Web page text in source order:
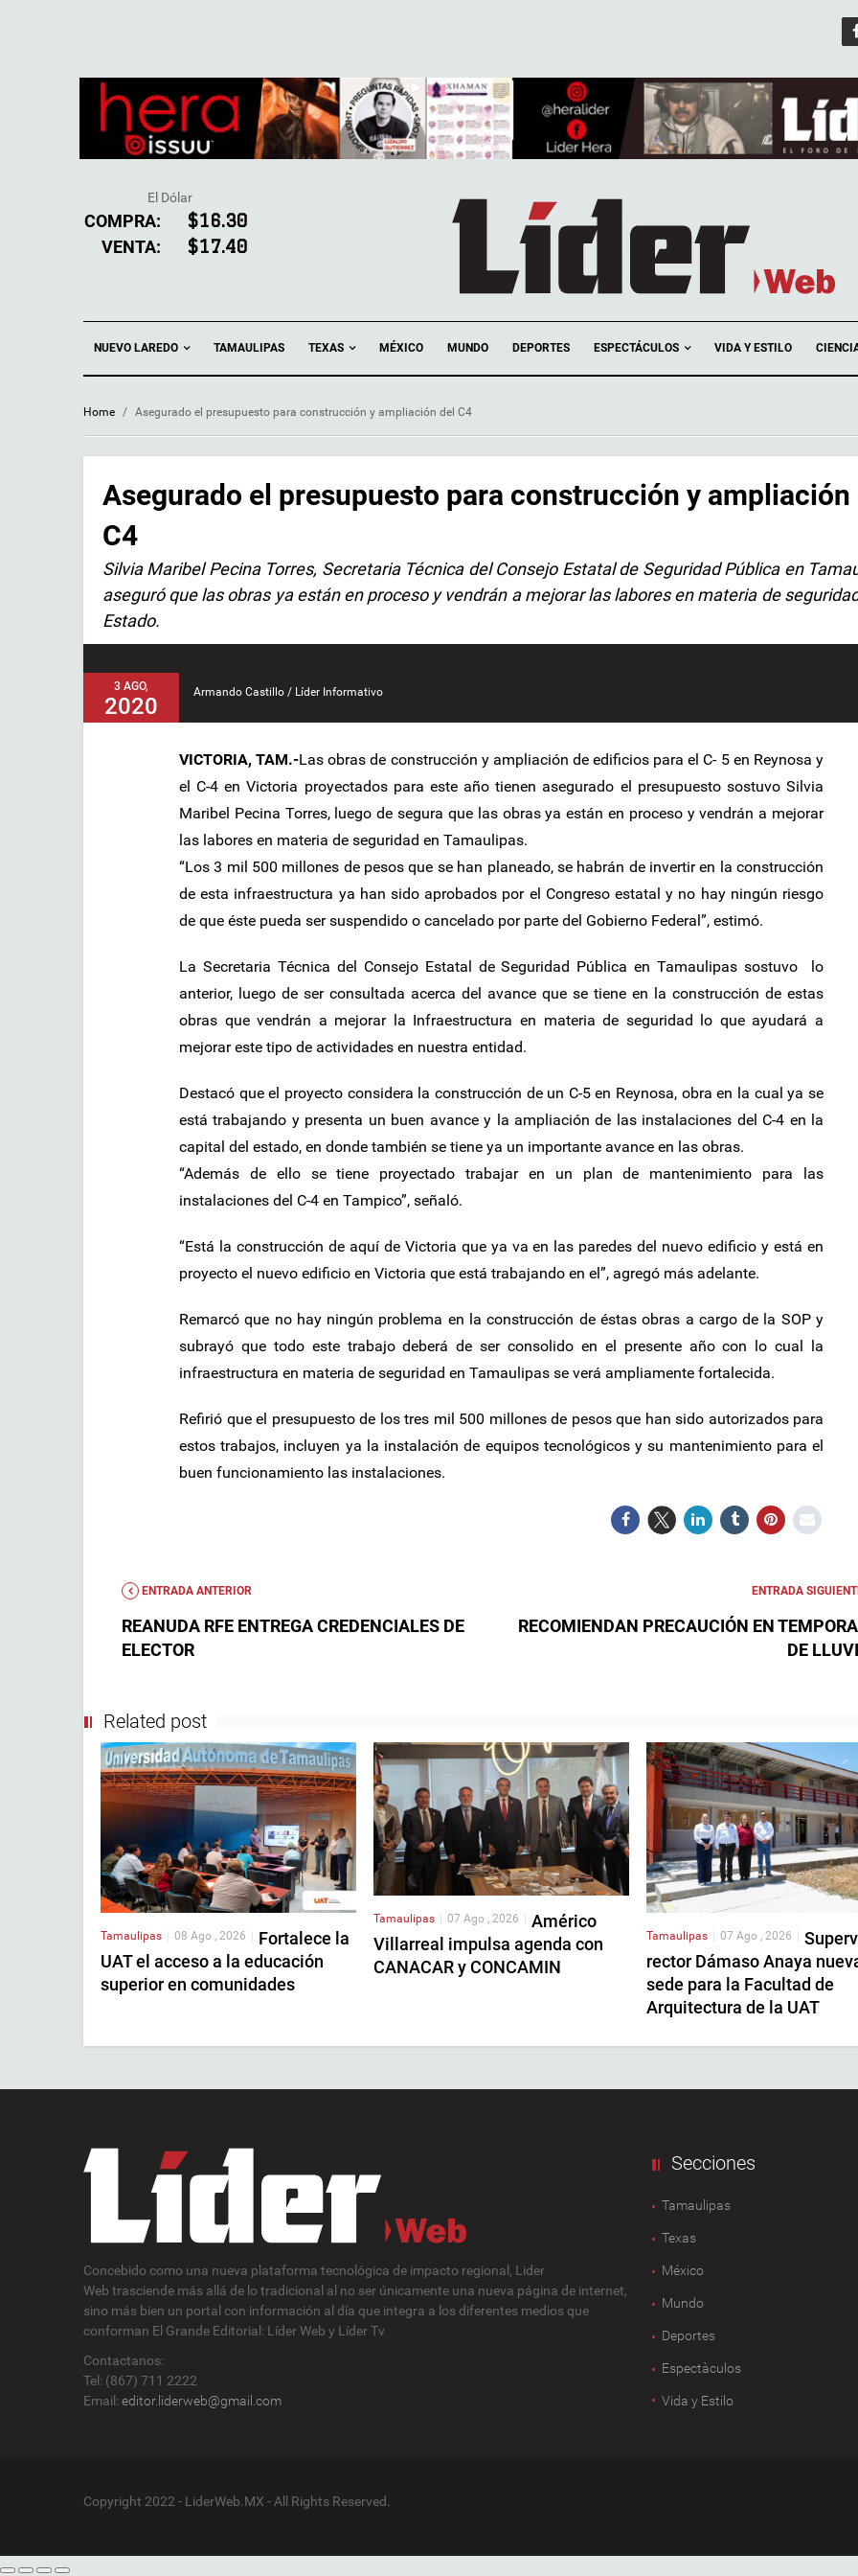
El Dólar
COMPRA: $16.30
VENTA: $17.40
NUEVO LAREDO TAMAULIPAS TEXAS MÉXICO MUNDO DEPORTES ESPECTÁCULOS VIDA Y ESTILO
Home / Asegurado el presupuesto para construcción y ampliación del C4
Asegurado el presupuesto para construcción y ampliación
C4
Silvia Maribel Pecina Torres, Secretaria Técnica del Consejo Estatal de Seguridad Pública en
aseguró que las obras ya están en proceso y vendrán a mejorar las labores en materia de
Estado.
3 AGO,
2020
Armando Castillo / Líder Informativo
VICTORIA, TAM.-Las obras de construcción y ampliación de edificios para el C- 5 en Reynosa y
el C-4 en Victoria proyectados para este año tienen asegurado el presupuesto sostuvo Silvia
Maribel Pecina Torres, luego de segura que las obras ya están en proceso y vendrán a mejorar
las labores en materia de seguridad en Tamaulipas.
“Los 3 mil 500 millones de pesos que se han planeado, se habrán de invertir en la construcción
de esta infraestructura ya han sido aprobados por el Congreso estatal y no hay ningún riesgo
de que éste pueda ser suspendido o cancelado por parte del Gobierno Federal”, estimó.
La Secretaria Técnica del Consejo Estatal de Seguridad Pública en Tamaulipas sostuvo lo
anterior, luego de ser consultada acerca del avance que se tiene en la construcción de estas
obras que vendrán a mejorar la Infraestructura en materia de seguridad lo que ayudará a
mejorar este tipo de actividades en nuestra entidad.
Destacó que el proyecto considera la construcción de un C-5 en Reynosa, obra en la cual ya se
está trabajando y presenta un buen avance y la ampliación de las instalaciones del C-4 en la
capital del estado, en donde también se tiene ya un importante avance en las obras.
“Además de ello se tiene proyectado trabajar en un plan de mantenimiento para las
instalaciones del C-4 en Tampico”, señaló.
“Está la construcción de aquí de Victoria que ya va en las paredes del nuevo edificio y está en
proyecto el nuevo edificio en Victoria que está trabajando en el”, agregó más adelante.
Remarcó que no hay ningún problema en la construcción de éstas obras a cargo de la SOP y
subrayó que todo este trabajo deberá de ser consolido en el presente año con lo cual la
infraestructura en materia de seguridad en Tamaulipas se verá ampliamente fortalecida.
Refirió que el presupuesto de los tres mil 500 millones de pesos que han sido autorizados para
estos trabajos, incluyen ya la instalación de equipos tecnológicos y su mantenimiento para el
buen funcionamiento las instalaciones.
ENTRADA ANTERIOR
REANUDA RFE ENTREGA CREDENCIALES DE
ELECTOR
ENTRADA
RECOMIENDAN PRECAUCIÓN EN
DE
Related post
Tamaulipas | 08 Ago , 2026 | Fortalece la
UAT el acceso a la educación
superior en comunidades
Tamaulipas 07 Ago , 2026
Américo
Villarreal impulsa agenda con
CANACAR y CONCAMIN
Tamaulipas | 07 Ago , 2026 |
rector Dámaso Anaya
sede para la Facultad de
Arquitectura de la UAT
Concebido como una nueva plataforma tecnológica de impacto regional, Lider
Web trasciende más allá de lo tradicional al no ser únicamente una nueva página de internet,
sino más bien un portal con información al día que integra a los diferentes medios que
conforman El Grande Editorial: Líder Web y Líder Tv
Contactanos:
Tel: (867) 711 2222
Email: editor.liderweb@gmail.com
Secciones
Tamaulipas
Texas
México
Mundo
Deportes
Espectàculos
Vida y Estilo
Copyright 2022 - LiderWeb.MX - All Rights Reserved.